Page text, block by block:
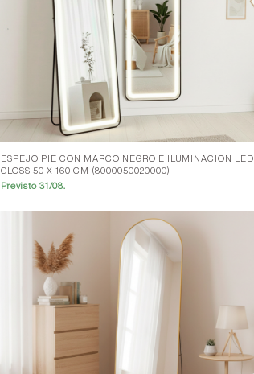
ESPEJO PIE CON MARCO NEGRO E ILUMINACION LED
GLOSS 50 X 160 CM (8000050020000)
Previsto 31/08.